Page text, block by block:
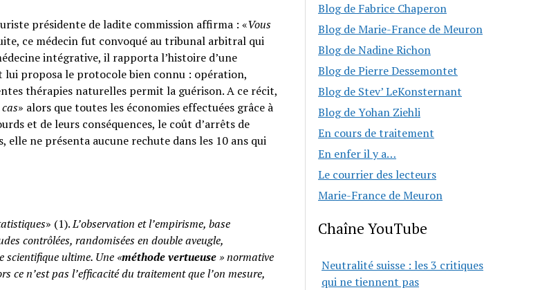
présidente de ladite commission affirma : «Vous
ce médecin fut convoqué au tribunal arbitral qui
intégrative, il rapporta l’histoire d’une
lui proposa le protocole bien connu : opération,
thérapies naturelles permit la guérison. A ce récit,
» alors que toutes les économies effectuées grâce à
et de leurs conséquences, le coût d’arrêts de
ne présenta aucune rechute dans les 10 ans qui
» (1).L’observation et l’empirisme, base
contrôlées, randomisées en double aveugle,
ultime. Une «méthode vertueuse» normative
n’est pas l’efficacité du traitement que l’on mesure,
Blog de Fabrice Chaperon
Blog de Marie-France de Meuron
Blog de Nadine Richon
Blog de Pierre Dessemontet
Blog de Stev’ LeKonsternant
Blog de Yohan Ziehli
En cours de traitement
En enfer il y a…
Le courrier des lecteurs
Marie-France de Meuron
Chaîne YouTube
Neutralité suisse : les 3 critiques
qui ne tiennent pas